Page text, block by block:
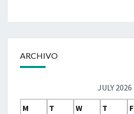
ARCHIVO
JULY 2026
M
T W T F